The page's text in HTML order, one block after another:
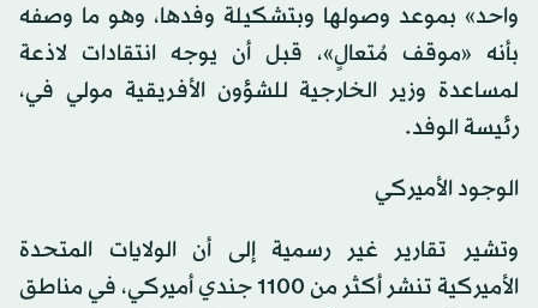
واحد» بموعد وصولها وبتشكيلة وفدها، وهو ما وصفه
بأنه «موقف مُتعالٍ»، قبل أن يوجه انتقادات لاذعة
لمساعدة وزير الخارجية للشؤون الأفريقية مولي في،
رئيسة الوفد.
الوجود الأميركي
وتشير تقارير غير رسمية إلى أن الولايات المتحدة
الأميركية تنشر أكثر من 1100 جندي أميركي، في مناطق